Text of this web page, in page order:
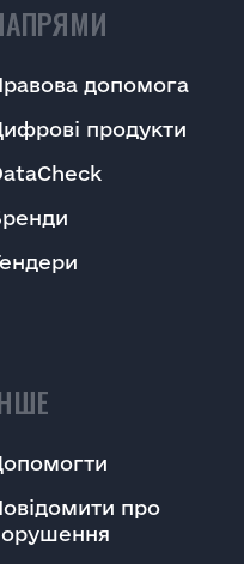
допомога
продукти
про